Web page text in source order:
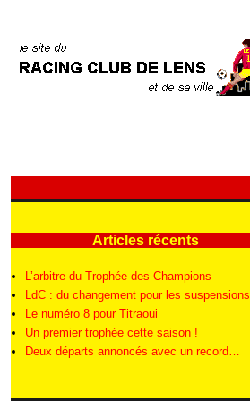
Articles récents
L’arbitre du Trophée des Champions
LdC : du changement pour les suspensions
Le numéro 8 pour Titraoui
Un premier trophée cette saison !
Deux départs annoncés avec un record…